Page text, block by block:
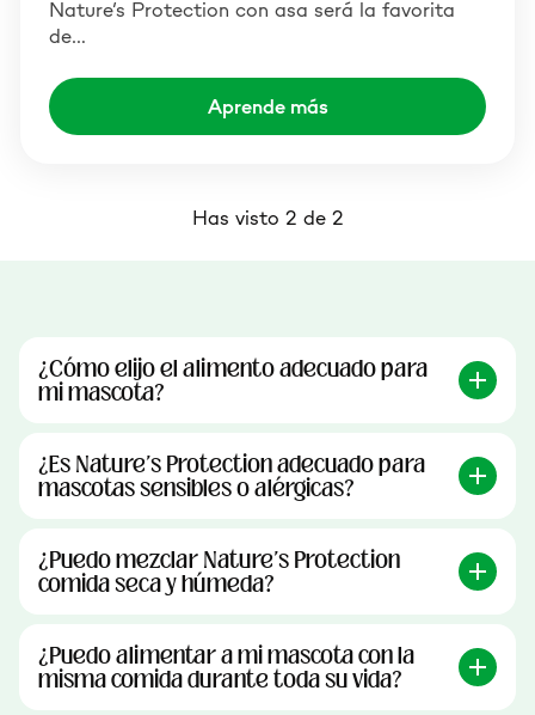
Nature’s Protection con asa será la favorita
de…
Aprende más
Has visto 2 de 2
¿Cómo elijo el alimento adecuado para
mi mascota?
¿Es Nature's Protection adecuado para
mascotas sensibles o alérgicas?
¿Puedo mezclar Nature's Protection
comida seca y húmeda?
¿Puedo alimentar a mi mascota con la
misma comida durante toda su vida?